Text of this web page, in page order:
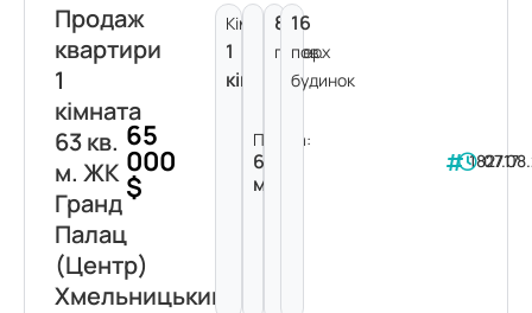
Продаж
квартири
1
кімната
63 кв.
м. ЖК
Гранд
Палац
(Центр)
Хмельницький
65
000
$
Кімнат:
1
кімната
Площа:
63
м²
8
поверх
16
пов.
будинок
182717